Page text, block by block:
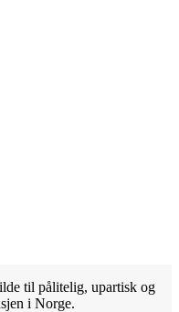
til pålitelig, upartisk og
i Norge.